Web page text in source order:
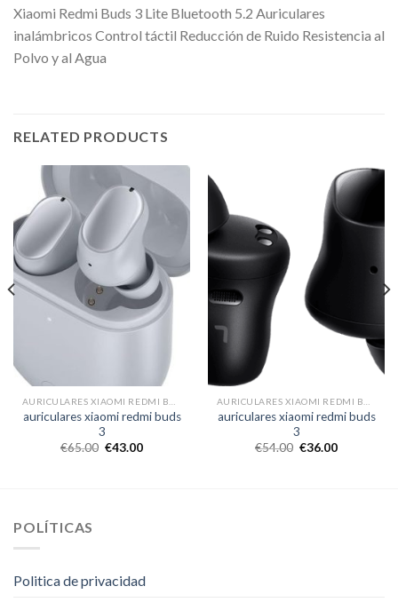
Xiaomi Redmi Buds 3 Lite Bluetooth 5.2 Auriculares
inalámbricos Control táctil Reducción de Ruido Resistencia al
Polvo y al Agua
RELATED PRODUCTS
auriculares xiaomi redmi buds
3
€65.00 €43.00
auriculares xiaomi redmi buds
3
€54.00 €36.00
POLÍTICAS
Politica de privacidad